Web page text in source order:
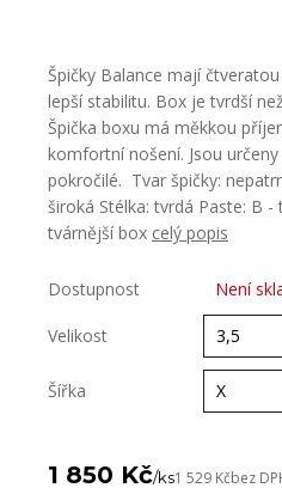
Špičky Balance mají
lepší stabilitu. Box je tvrdší
Špička boxu má měkkou
komfortní nošení. Jsou
pokročilé. Tvar špičky:
široká Stélka: tvrdá Paste: B
tvárnější box celý popis
Dostupnost Není
Velikost
Šířka
1 850 Kč/ks1 529 Kčbez